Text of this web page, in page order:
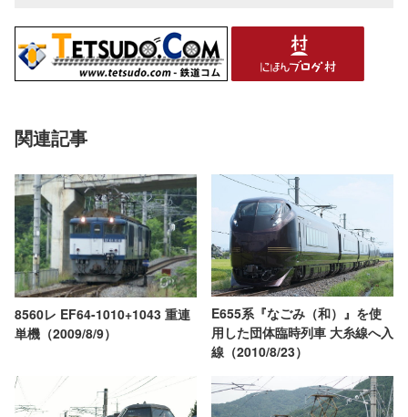
関連記事
8560レ EF64-1010+1043 重連
単機（2009/8/9）
E655系『なごみ（和）』を使
用した団体臨時列車 大糸線へ入
線（2010/8/23）